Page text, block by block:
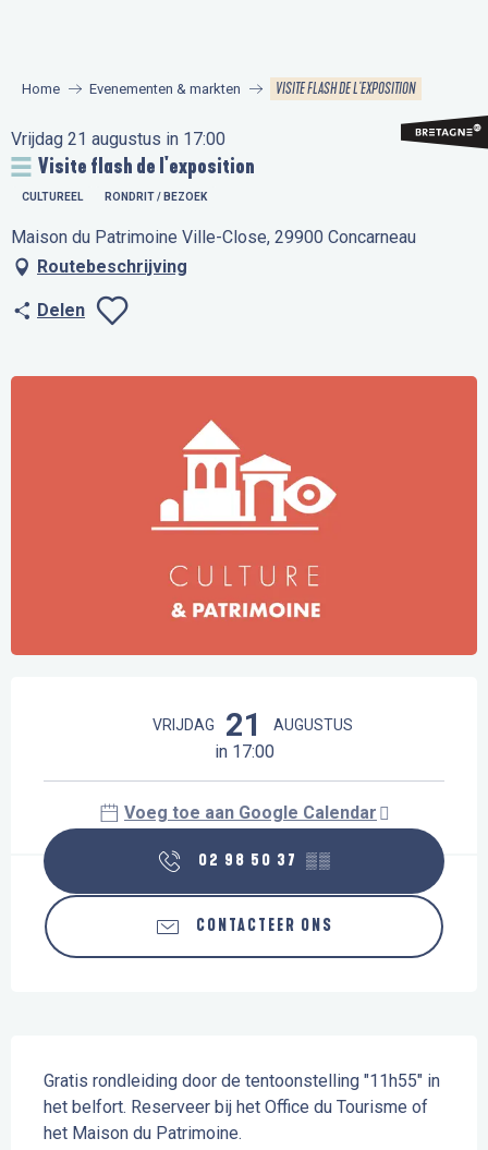
principal
Home Evenementen & markten VISITE FLASH DE L'EXPOSITION
Vrijdag 21 augustus in 17:00
Visite flash de l'exposition
CULTUREEL RONDRIT / BEZOEK
Maison du Patrimoine Ville-Close, 29900 Concarneau
Routebeschrijving
Delen
VRIJDAG 21 AUGUSTUS
in 17:00
Voeg toe aan Google Calendar
02 98 50 37 ▒▒
CONTACTEER ONS
Gratis rondleiding door de tentoonstelling "11h55" in
het belfort. Reserveer bij het Office du Tourisme of
het Maison du Patrimoine.